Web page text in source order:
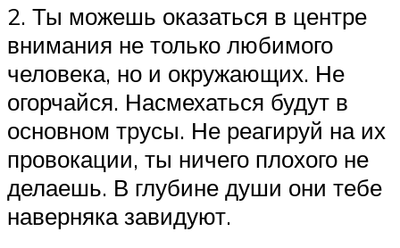
2. Ты можешь оказаться в центре
внимания не только любимого
человека, но и окружающих. Не
огорчайся. Насмехаться будут в
основном трусы. Не реагируй на их
провокации, ты ничего плохого не
делаешь. В глубине души они тебе
наверняка завидуют.